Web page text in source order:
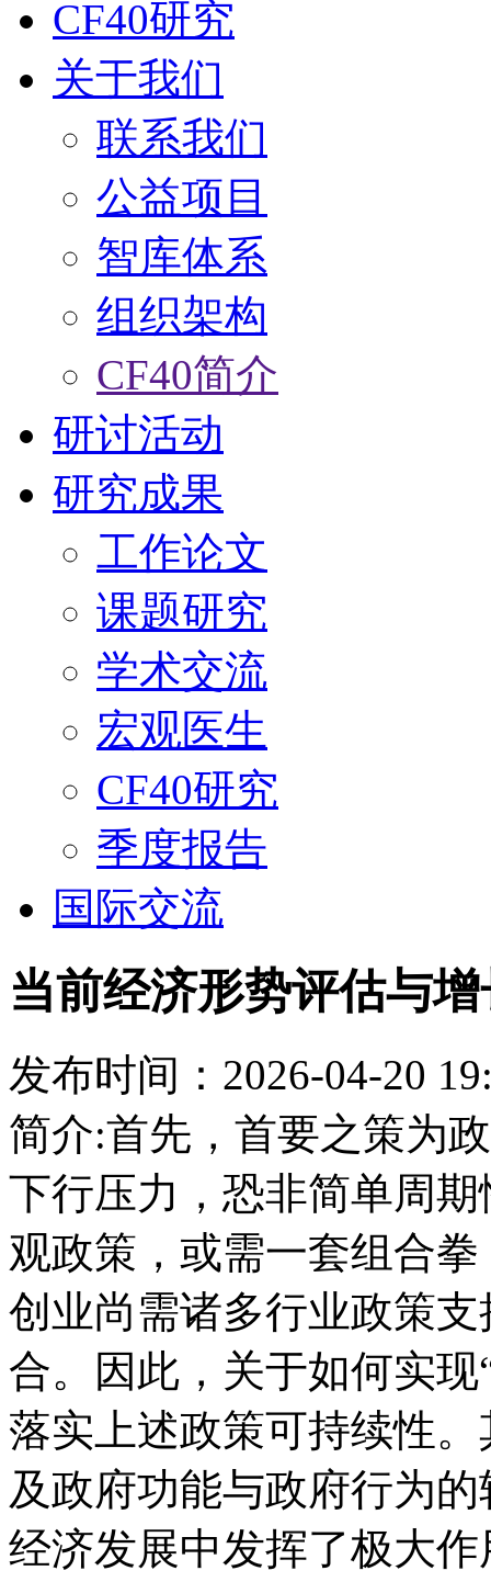
CF40研究
关于我们
联系我们
公益项目
智库体系
组织架构
CF40简介
研讨活动
研究成果
工作论文
课题研究
学术交流
宏观医生
CF40研究
季度报告
国际交流
当前经济形势评估与
发布时间：2026-04-20
简介:首先，首要之策为
下行压力，恐非简单周
观政策，或需一套组合
创业尚需诸多行业政策
合。因此，关于如何实
落实上述政策可持续性
及政府功能与政府行为
经济发展中发挥了极大